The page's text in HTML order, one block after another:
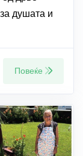
душата и
Повеќе